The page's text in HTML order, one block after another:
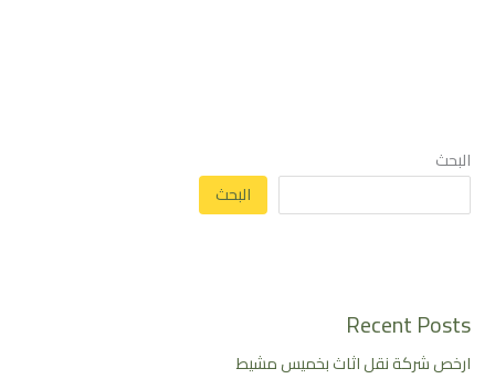
البحث
البحث
Recent Posts
ارخص شركة نقل اثاث بخميس مشيط